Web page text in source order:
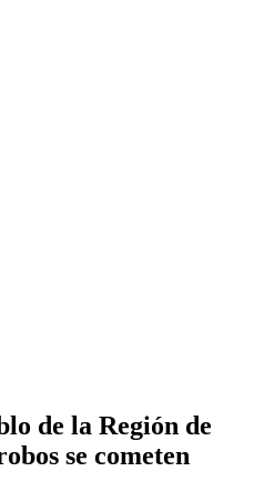
de la Región de
se cometen